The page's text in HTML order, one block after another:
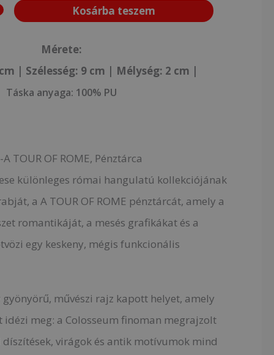
Kosárba teszem
Mérete:
| Szélesség: 9 cm | Mélység: 2 cm |
Táska anyaga: 100% PU
TOUR OF ROME, Pénztárca
különleges római hangulatú kollekciójának
a A TOUR OF ROME pénztárcát, amely a
romantikáját, a mesés grafikákat és a
egy keskeny, mégis funkcionális
gyönyörű, művészi rajz kapott helyet, amely
idézi meg: a Colosseum finoman megrajzolt
virágok és antik motívumok mind